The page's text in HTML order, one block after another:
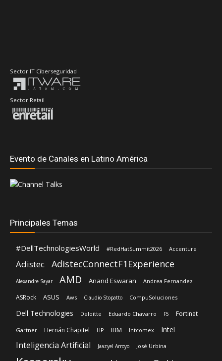
Sector IT Ciberseguridad
Sector Retail
Evento de Canales en Latino América
Principales Temas
#DellTechnologiesWorld #RedHatSummit2026 Accenture
Adistec AdistecConnectF1Experience
Alexandre Sayar AMD Anand Eswaran Andrea Fernandez
ASRock ASUS Aws Claudio Stopatto CompuSoluciones
Dell Technologies Deloitte Eduardo Chavarro F5 Fortinet
Gartner Hernán Chapitel HP IBM Intcomex Intel
Inteligencia Artificial Jaazyel Arroyo José Urbina